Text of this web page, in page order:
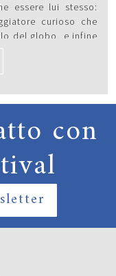
essere lui stesso:
curioso che
del globo, e infine
dell’anno e della
con